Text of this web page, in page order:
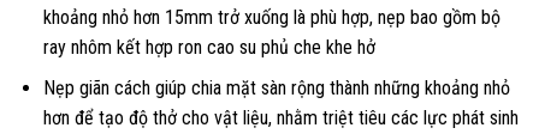
khoảng nhỏ hơn 15mm trở xuống là phù hợp, nẹp bao gồm bộ
ray nhôm kết hợp ron cao su phủ che khe hở
Nẹp giãn cách giúp chia mặt sàn rộng thành những khoảng nhỏ
hơn để tạo độ thở cho vật liệu, nhằm triệt tiêu các lực phát sinh